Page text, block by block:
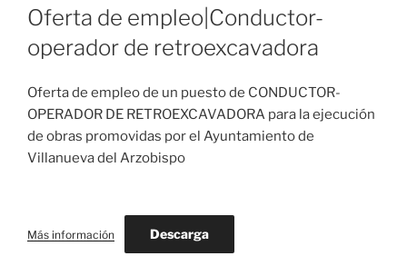
Oferta de empleo|Conductor-
operador de retroexcavadora
Oferta de empleo de un puesto de CONDUCTOR-
OPERADOR DE RETROEXCAVADORA para la ejecución
de obras promovidas por el Ayuntamiento de
Villanueva del Arzobispo
Más información Descarga